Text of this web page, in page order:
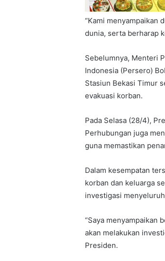
“Kami menyampaikan
dunia, serta berharap
Sebelumnya, Menteri
Indonesia (Persero)
Stasiun Bekasi Timur
evakuasi korban.
Pada Selasa (28/4),
Perhubungan juga
guna memastikan
Dalam kesempatan
korban dan keluarga
investigasi
“Saya menyampaikan
akan melakukan
Presiden.